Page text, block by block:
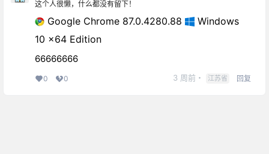
这个人很懒，什么都没有留下！
Google Chrome 87.0.4280.88
Windows
10 x64 Edition
66666666
0 0 3 周前 ・ 江苏省 回复